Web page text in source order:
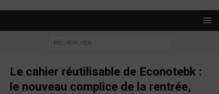
Le cahier réutilisable de Econotebk :
le nouveau complice de la rentrée,